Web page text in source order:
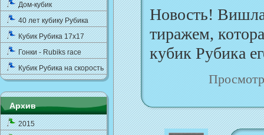
Дом-кубик
40 лет кубику Рубика
Кубик Рубика 17x17
Гонки - Rubiks race
Кубик Рубика на скорость
Архив
2015
Новость!
тиражем,
кубик Рубика